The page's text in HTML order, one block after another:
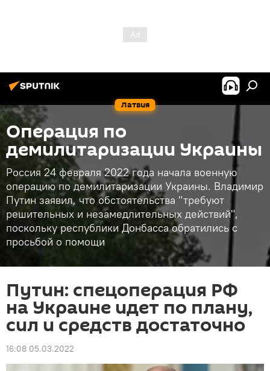
Латвия
Операция по
демилитаризации Украины
Россия 24 февраля 2022 года начала военную
операцию по демилитаризации Украины. Владимир
Путин заявил, что обстоятельства "требуют
решительных и незамедлительных действий",
поскольку республики Донбасса обратились с
просьбой о помощи
Путин: спецоперация РФ
на Украине идет по плану,
сил и средств достаточно
16:08 05.03.2022